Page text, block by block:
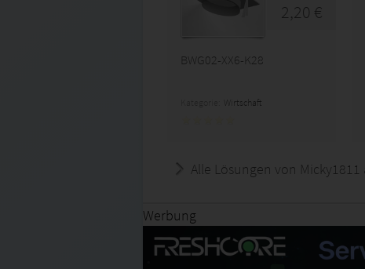
2,20 €
BWG02-XX6-K28
Wirtschaft
Alle Lösungen von Micky1811
Werbung